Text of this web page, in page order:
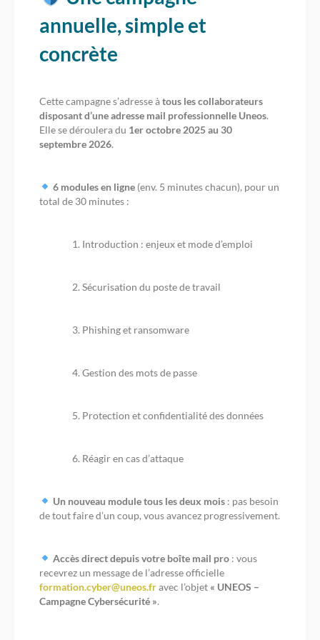
annuelle, simple et
concrète
Cette campagne s’adresse àtous les collaborateurs
disposant d’une adresse mail professionnelle Uneos.
Elle se déroulera du 1er octobre 2025 au 30
septembre 2026.
6 modules en ligne(env. 5 minutes chacun), pour un
total de 30 minutes :
Introduction : enjeux et mode d’emploi
Sécurisation du poste de travail
Phishing et ransomware
Gestion des mots de passe
Protection et confidentialité des données
Réagir en cas d’attaque
Un nouveau module tous les deux mois: pas besoin
de tout faire d’un coup, vous avancez progressivement.
Accès direct depuis votre boîte mail pro: vous
recevrez un message de l’adresse officielle
formation.cyber@uneos.fravec l’objet « UNEOS –
Campagne Cybersécurité ».